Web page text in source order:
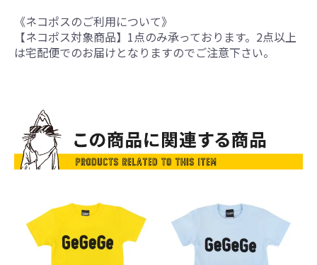
《ネコポスのご利用について》
【ネコポス対象商品】1点のみ承っております。2点以上
は宅配便でのお届けとなりますのでご注意下さい。